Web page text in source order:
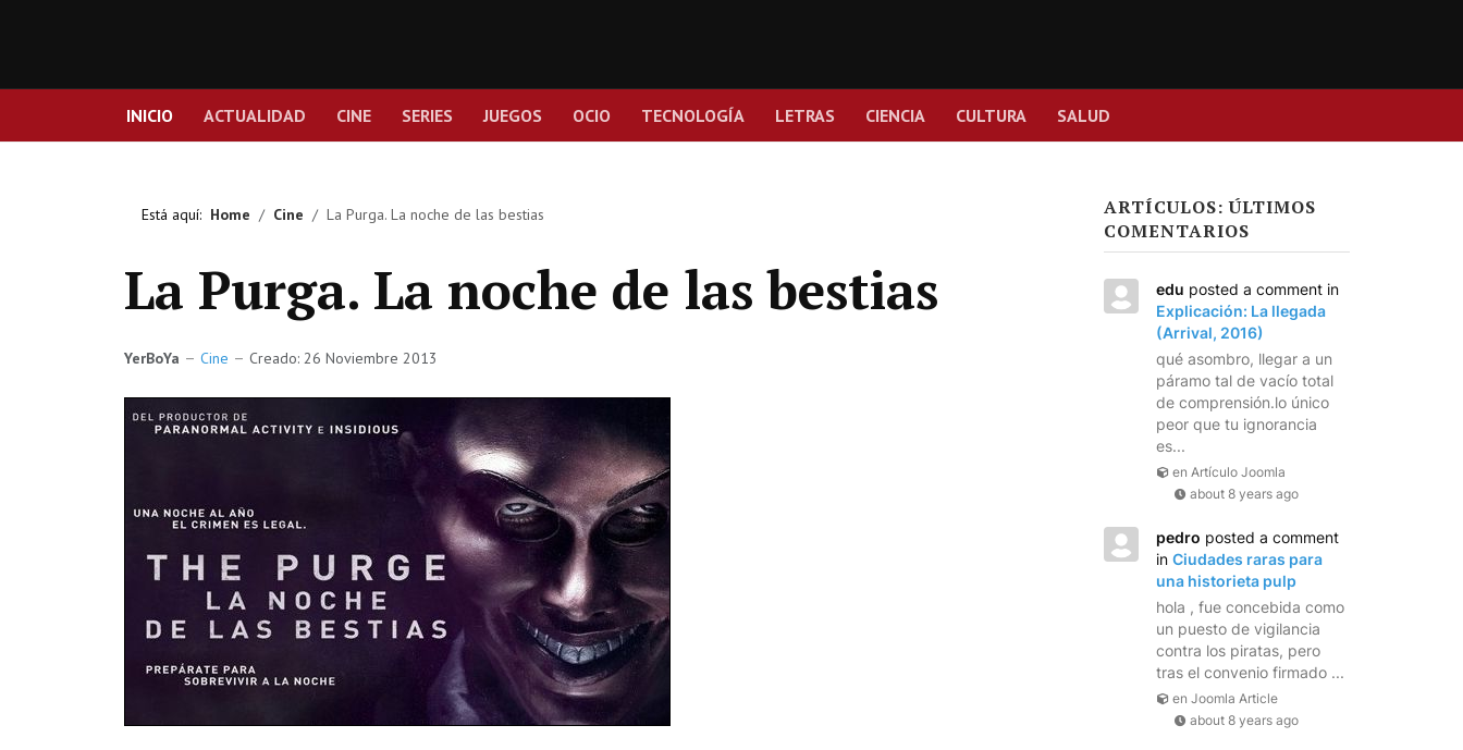
INICIO ACTUALIDAD CINE SERIES JUEGOS OCIO TECNOLOGÍA LETRAS CIENCIA CULTURA SALUD
Está aquí: Home Cine La Purga. La noche de las bestias
La Purga. La noche de las bestias
YerBoYa Cine Creado: 26 Noviembre 2013
ARTÍCULOS: ÚLTIMOS
COMENTARIOS
edu posted a comment in
Explicación: La llegada
(Arrival, 2016)
qué asombro, llegar a un
páramo tal de vacío total
de comprensión.lo único
peor que tu ignorancia
es...
en Artículo Joomla
about 8 years ago
pedro posted a comment
in Ciudades raras para
una historieta pulp
hola , fue concebida como
un puesto de vigilancia
contra los piratas, pero
tras el convenio firmado ...
en Joomla Article
about 8 years ago